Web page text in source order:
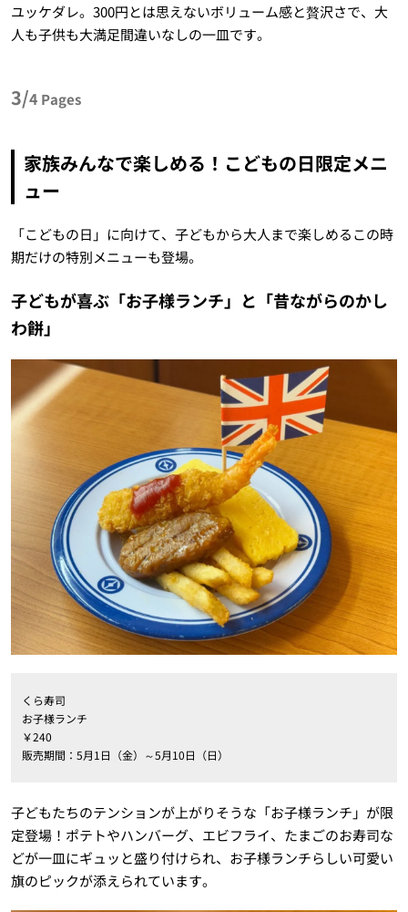
ユッケダレ。300円とは思えないボリューム感と贅沢さで、大
人も子供も大満足間違いなしの一皿です。
3/4 Pages
家族みんなで楽しめる！こどもの日限定メニ
ュー
「こどもの日」に向けて、子どもから大人まで楽しめるこの時
期だけの特別メニューも登場。
子どもが喜ぶ「お子様ランチ」と「昔ながらのかし
わ餅」
くら寿司
お子様ランチ
￥240
販売期間：5月1日（金）～5月10日（日）
子どもたちのテンションが上がりそうな「お子様ランチ」が限
定登場！ポテトやハンバーグ、エビフライ、たまごのお寿司な
どが一皿にギュッと盛り付けられ、お子様ランチらしい可愛い
旗のピックが添えられています。